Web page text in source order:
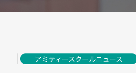
アミティースクールニュース